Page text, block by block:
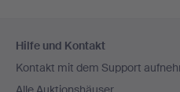
Navigation
Hilfe und Kontakt
Kontakt mit dem Support